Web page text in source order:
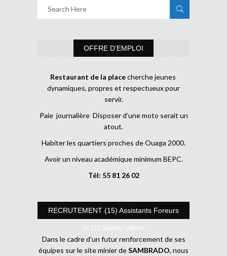
OFFRE D’EMPLOI
Restaurant de la placecherche jeunes
dynamiques, propres et respectueux pour
servir.
Paie journalière Disposer d’une moto serait un
atout.
Habiter les quartiers proches de Ouaga 2000.
Avoir un niveau académique minimum BEPC.
Tél: 55 81 26 02
RECRUTEMENT (15) Assistants Foreurs
et (1) Safety officer
Dans le cadre d’un futur renforcement de ses
équipes sur le site minier deSAMBRADO, nous